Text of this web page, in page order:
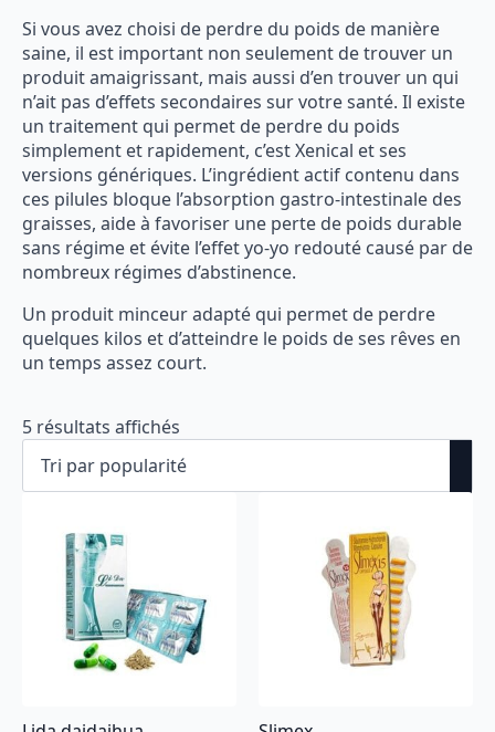
Si vous avez choisi de perdre du poids de manière
saine, il est important non seulement de trouver un
produit amaigrissant, mais aussi d’en trouver un qui
n’ait pas d’effets secondaires sur votre santé. Il existe
un traitement qui permet de perdre du poids
simplement et rapidement, c’est Xenical et ses
versions génériques. L’ingrédient actif contenu dans
ces pilules bloque l’absorption gastro-intestinale des
graisses, aide à favoriser une perte de poids durable
sans régime et évite l’effet yo-yo redouté causé par de
nombreux régimes d’abstinence.
Un produit minceur adapté qui permet de perdre
quelques kilos et d’atteindre le poids de ses rêves en
un temps assez court.
5 résultats affichés
popularité